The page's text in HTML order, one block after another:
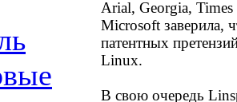
Arial, Georgia,
Microsoft заверила,
патентных
Linux.
В свою очередь